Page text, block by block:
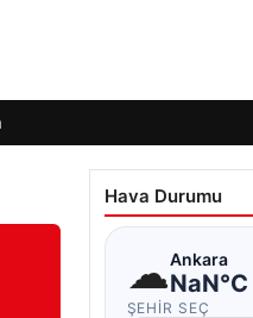
Hava Durumu
☁Ankara
NaN°C
ŞEHIR SEÇ